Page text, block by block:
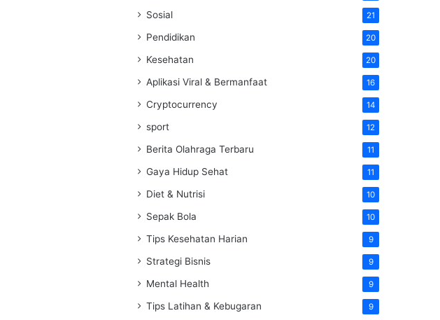
Sosial 21
Pendidikan 20
Kesehatan 20
Aplikasi Viral & Bermanfaat 16
Cryptocurrency 14
sport 12
Berita Olahraga Terbaru 11
Gaya Hidup Sehat 11
Diet & Nutrisi 10
Sepak Bola 10
Tips Kesehatan Harian 9
Strategi Bisnis 9
Mental Health 9
Tips Latihan & Kebugaran 9